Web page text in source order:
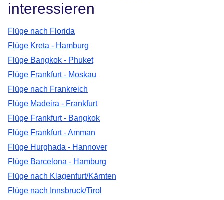
interessieren
Flüge nach Florida
Flüge Kreta - Hamburg
Flüge Bangkok - Phuket
Flüge Frankfurt - Moskau
Flüge nach Frankreich
Flüge Madeira - Frankfurt
Flüge Frankfurt - Bangkok
Flüge Frankfurt - Amman
Flüge Hurghada - Hannover
Flüge Barcelona - Hamburg
Flüge nach Klagenfurt/Kärnten
Flüge nach Innsbruck/Tirol